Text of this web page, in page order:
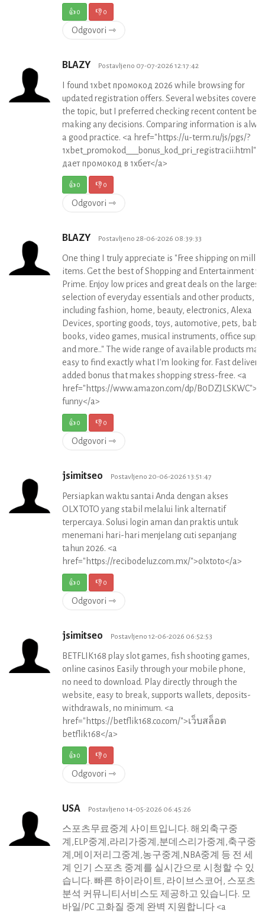
👍0 👎0
Odgovori ⇾
BLAZY Postavljeno 07-07-2026 12:17:42
I found 1xbet промокод 2026 while browsing for
updated registration offers. Several websites covered
the topic, but I preferred checking recent content
making any decisions. Comparing information is
a good practice. <a href="https://u-term.ru/js/pgs/?
дает промокод в 1хбет</a>
👍0 👎0
Odgovori ⇾
BLAZY Postavljeno 28-06-2026 08:39:33
One thing I truly appreciate is "Free shipping on
items. Get the best of Shopping and Entertainment
Prime. Enjoy low prices and great deals on the largest
selection of everyday essentials and other products,
including fashion, home, beauty, electronics, Alexa
Devices, sporting goods, toys, automotive, pets, baby,
books, video games, musical instruments, office
and more.." The wide range of available products
easy to find exactly what I'm looking for. Fast delivery
added bonus that makes shopping stress-free. <a
href="https://www.amazon.com/dp/
funny</a>
👍0 👎0
Odgovori ⇾
jsimitseo Postavljeno 20-06-2026 13:51:47
Persiapkan waktu santai Anda dengan akses
OLXTOTO yang stabil melalui link alternatif
terpercaya. Solusi login aman dan praktis untuk
menemani hari-hari menjelang cuti sepanjang
tahun 2026. <a
href="https://recibodeluz.com.mx/">olxtoto</a>
👍0 👎0
Odgovori ⇾
jsimitseo Postavljeno 12-06-2026 06:52:53
BETFLIK168 play slot games, fish shooting games,
online casinos Easily through your mobile phone,
no need to download. Play directly through the
website, easy to break, supports wallets, deposits-
withdrawals, no minimum. <a
href="https://betflik168.co.com/">เว็บสล็อต
betflik168</a>
👍0 👎0
Odgovori ⇾
USA Postavljeno 14-05-2026 06:45:26
스포츠무료중계 사이트입니다. 해외축구중
계,ELP중계,라리가중계,분데스리가중계,축구중
계,메이저리그중계,농구중계,NBA중계 등 전 세
계 인기 스포츠 중계를 실시간으로 시청할 수 있
습니다. 빠른 하이라이트, 라이브스코어, 스포츠
분석 커뮤니티서비스도 제공하고 있습니다. 모
바일/PC 고화질 중계 완벽 지원합니다 <a